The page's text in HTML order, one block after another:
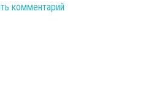
комментарий